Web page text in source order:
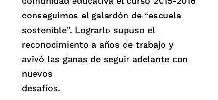
conseguimos el galardón de “escuela
sostenible”. Lograrlo supuso el
reconocimiento a años de trabajo y
avivó las ganas de seguir adelante con
nuevos
desafíos.